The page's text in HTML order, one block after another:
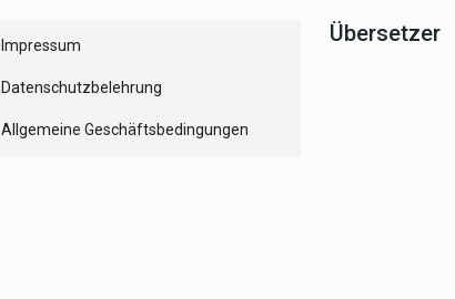
Impressum
Datenschutzbelehrung
Allgemeine Geschäftsbedingungen
Übersetzer